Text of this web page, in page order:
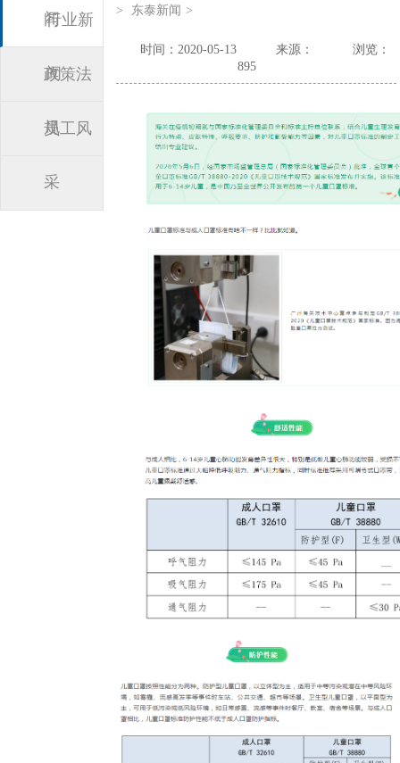
闻
行业新
闻
政策法
规
员工风
采
> 东泰新闻 >
时间：2020-05-13 来源：
浏览：
895